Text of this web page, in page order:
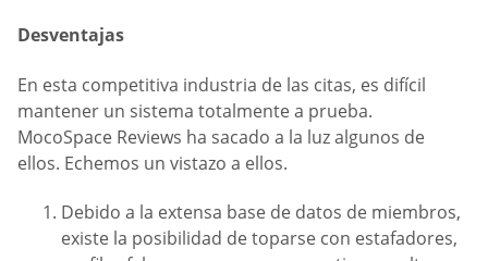
Desventajas
En esta competitiva industria de las citas, es difícil
mantener un sistema totalmente a prueba.
MocoSpace Reviews ha sacado a la luz algunos de
ellos. Echemos un vistazo a ellos.
Debido a la extensa base de datos de miembros,
existe la posibilidad de toparse con estafadores,